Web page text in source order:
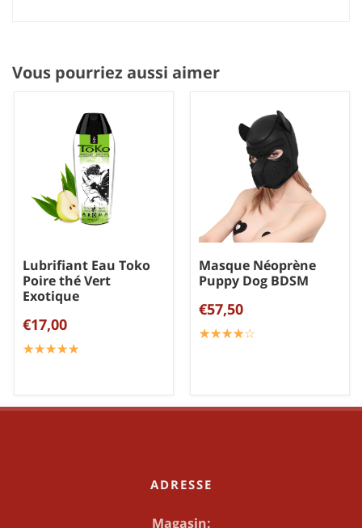
Vous pourriez aussi aimer
Lubrifiant Eau Toko
Poire thé Vert
Exotique
€17,00
☆☆☆☆☆
★★★★★
Masque Néoprène
Puppy Dog BDSM
€57,50
☆☆☆☆☆
★★★★★
ADRESSE
Magasin: